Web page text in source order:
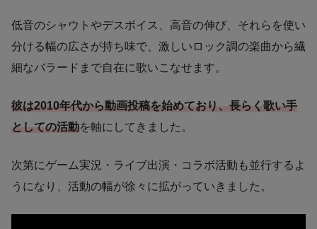
低音のシャウトやデスボイス、高音の伸び、それらを使い
分ける幅の広さが持ち味で、激しいロック調の楽曲から繊
細なバラードまで自在に歌いこなせます。
彼は2010年代から動画投稿を始めており、長らく歌い手
としての活動を軸にしてきました。
次第にゲーム実況・ライブ出演・コラボ活動も並行するよ
うになり、活動の幅が徐々に拡がっていきました。